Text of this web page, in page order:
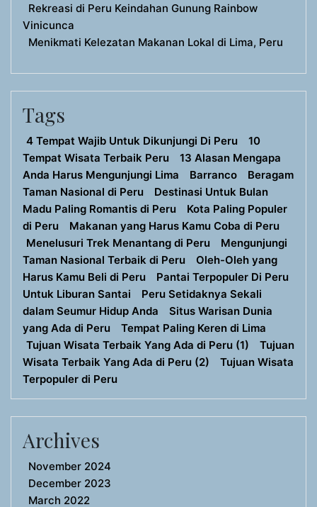
Rekreasi di Peru Keindahan Gunung Rainbow
Vinicunca
Menikmati Kelezatan Makanan Lokal di Lima, Peru
Tags
4 Tempat Wajib Untuk Dikunjungi Di Peru
10
Tempat Wisata Terbaik Peru
13 Alasan Mengapa
Anda Harus Mengunjungi Lima
Barranco
Beragam
Taman Nasional di Peru
Destinasi Untuk Bulan
Madu Paling Romantis di Peru
Kota Paling Populer
di Peru
Makanan yang Harus Kamu Coba di Peru
Menelusuri Trek Menantang di Peru
Mengunjungi
Taman Nasional Terbaik di Peru
Oleh-Oleh yang
Harus Kamu Beli di Peru
Pantai Terpopuler Di Peru
Untuk Liburan Santai
Peru Setidaknya Sekali
dalam Seumur Hidup Anda
Situs Warisan Dunia
yang Ada di Peru
Tempat Paling Keren di Lima
Tujuan Wisata Terbaik Yang Ada di Peru (1)
Tujuan
Wisata Terbaik Yang Ada di Peru (2)
Tujuan Wisata
Terpopuler di Peru
Archives
November 2024
December 2023
March 2022